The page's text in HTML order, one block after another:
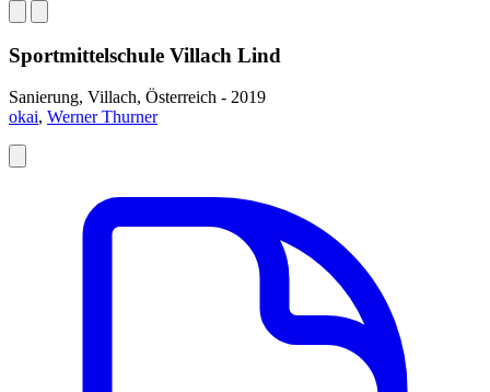
Sportmittelschule Villach Lind
Sanierung, Villach, Österreich - 2019
okai, Werner Thurner